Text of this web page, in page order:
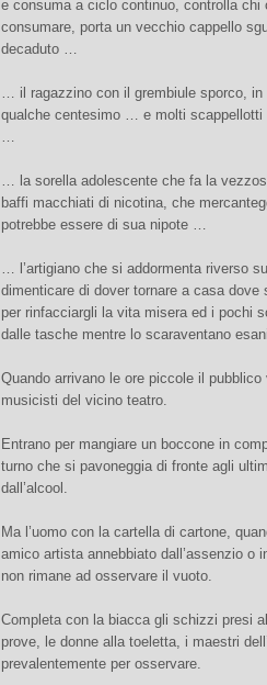
e consuma a ciclo continuo, controlla
consumare, porta un vecchio cappello
decaduto …
… il ragazzino con il grembiule sporco,
qualche centesimo … e molti
… la sorella adolescente che fa la
baffi macchiati di nicotina, che
potrebbe essere di sua nipote …
… l’artigiano che si addormenta riverso
dimenticare di dover tornare a casa
per rinfacciargli la vita misera ed i pochi
dalle tasche mentre lo scaraventano
Quando arrivano le ore piccole il
musicisti del vicino teatro.
Entrano per mangiare un boccone in
turno che si pavoneggia di fronte agli
dall’alcool.
Ma l’uomo con la cartella di cartone,
amico artista annebbiato dall’assenzio o
non rimane ad osservare il vuoto.
Completa con la biacca gli schizzi presi
prove, le donne alla toeletta, i maestri
prevalentemente per osservare.